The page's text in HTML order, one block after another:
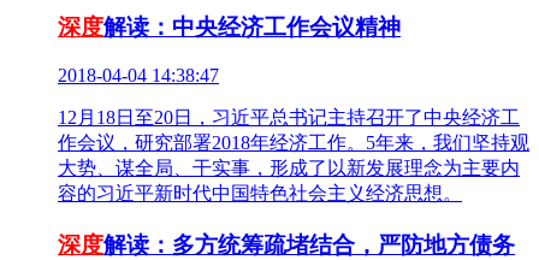
深度解读：中央经济工作会议精神
2018-04-04 14:38:47
12月18日至20日，习近平总书记主持召开了中央经济工
作会议，研究部署2018年经济工作。5年来，我们坚持观
大势、谋全局、干实事，形成了以新发展理念为主要内
容的习近平新时代中国特色社会主义经济思想。
深度解读：多方统筹疏堵结合，严防地方债务